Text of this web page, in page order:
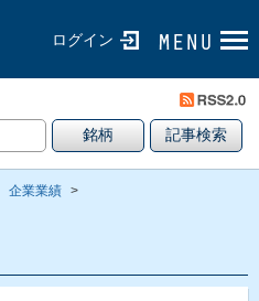
ログイン
企業業績 >